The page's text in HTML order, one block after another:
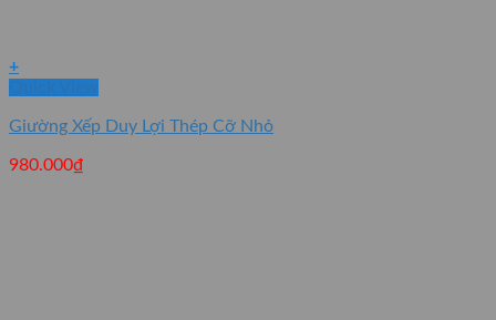
+
Quick View
Giường Xếp Duy Lợi Thép Cỡ Nhỏ
980.000₫